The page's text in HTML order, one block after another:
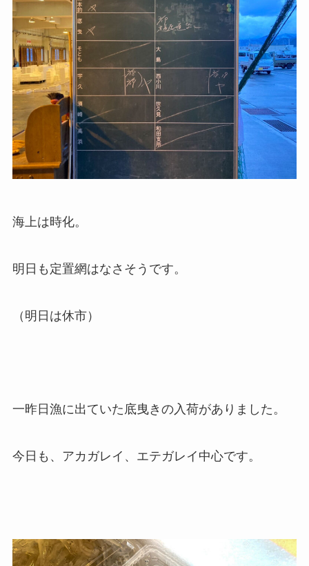
海上は時化。
明日も定置網はなさそうです。
（明日は休市）
一昨日漁に出ていた底曳きの入荷がありました。
今日も、アカガレイ、エテガレイ中心です。